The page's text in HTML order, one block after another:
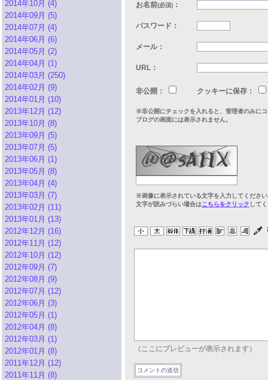
2014年10月 (4)
2014年09月 (5)
2014年07月 (4)
2014年06月 (6)
2014年05月 (2)
2014年04月 (1)
2014年03月 (250)
2014年02月 (9)
2014年01月 (10)
2013年12月 (12)
2013年10月 (8)
2013年09月 (5)
2013年07月 (5)
2013年06月 (1)
2013年05月 (8)
2013年04月 (4)
2013年03月 (7)
2013年02月 (11)
2013年01月 (13)
2012年12月 (16)
2012年11月 (12)
2012年10月 (12)
2012年09月 (7)
2012年08月 (9)
2012年07月 (12)
2012年06月 (3)
2012年05月 (1)
2012年04月 (8)
2012年03月 (1)
2012年01月 (8)
2011年12月 (12)
2011年11月 (8)
お名前(必須) ：
パスワード：
メール：
URL：
非公開： クッキーに保存：
※非公開にチェックを入れると、管理者のみに
ブログの画面には表示されません。
※画像に表示されている文字を入力してくださ
文字が読みづらい場合はこちらをクリック して
（ここにプレビューが表示されます）